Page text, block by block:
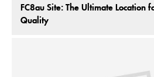
FC8au Site: The Ultimate Location
Quality